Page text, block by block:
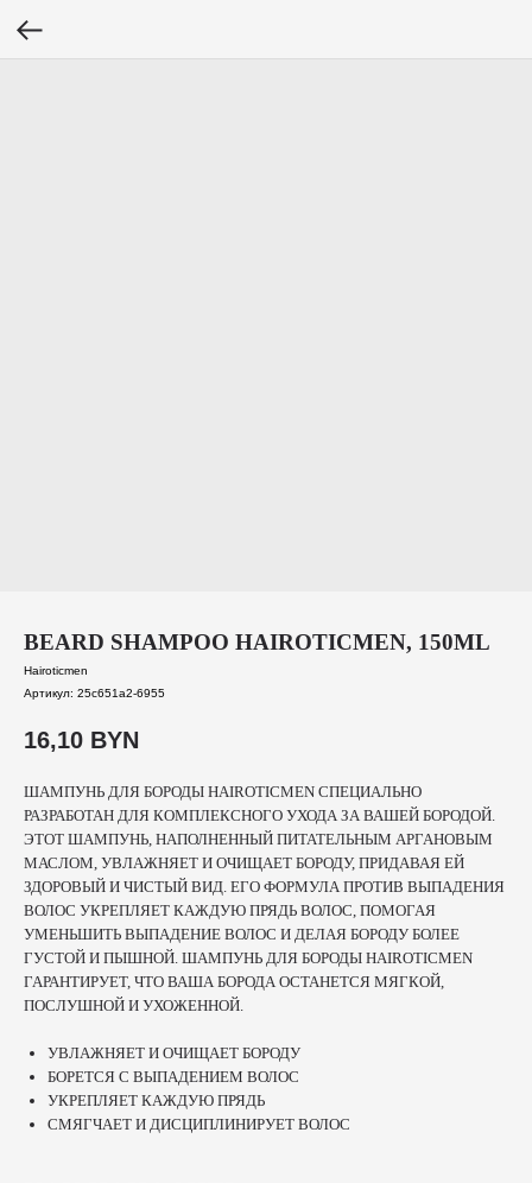
BEARD SHAMPOO HAIROTICMEN, 150ML
Hairoticmen
Артикул: 25c651a2-6955
16,10 BYN
ШАМПУНЬ ДЛЯ БОРОДЫ HAIROTICMEN СПЕЦИАЛЬНО
РАЗРАБОТАН ДЛЯ КОМПЛЕКСНОГО УХОДА ЗА ВАШЕЙ БОРОДОЙ.
ЭТОТ ШАМПУНЬ, НАПОЛНЕННЫЙ ПИТАТЕЛЬНЫМ АРГАНОВЫМ
МАСЛОМ, УВЛАЖНЯЕТ И ОЧИЩАЕТ БОРОДУ, ПРИДАВАЯ ЕЙ
ЗДОРОВЫЙ И ЧИСТЫЙ ВИД. ЕГО ФОРМУЛА ПРОТИВ ВЫПАДЕНИЯ
ВОЛОС УКРЕПЛЯЕТ КАЖДУЮ ПРЯДЬ ВОЛОС, ПОМОГАЯ
УМЕНЬШИТЬ ВЫПАДЕНИЕ ВОЛОС И ДЕЛАЯ БОРОДУ БОЛЕЕ
ГУСТОЙ И ПЫШНОЙ. ШАМПУНЬ ДЛЯ БОРОДЫ HAIROTICMEN
ГАРАНТИРУЕТ, ЧТО ВАША БОРОДА ОСТАНЕТСЯ МЯГКОЙ,
ПОСЛУШНОЙ И УХОЖЕННОЙ.
УВЛАЖНЯЕТ И ОЧИЩАЕТ БОРОДУ
БОРЕТСЯ С ВЫПАДЕНИЕМ ВОЛОС
УКРЕПЛЯЕТ КАЖДУЮ ПРЯДЬ
СМЯГЧАЕТ И ДИСЦИПЛИНИРУЕТ ВОЛОС